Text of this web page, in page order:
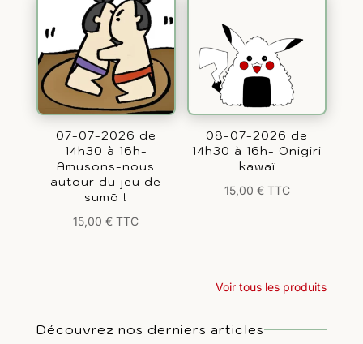
07-07-2026 de
14h30 à 16h-
Amusons-nous
autour du jeu de
sumō !
15,00€ TTC
08-07-2026 de
14h30 à 16h- Onigiri
kawaï
15,00 € TTC
Voir tous les produits
Découvrez nos derniers articles